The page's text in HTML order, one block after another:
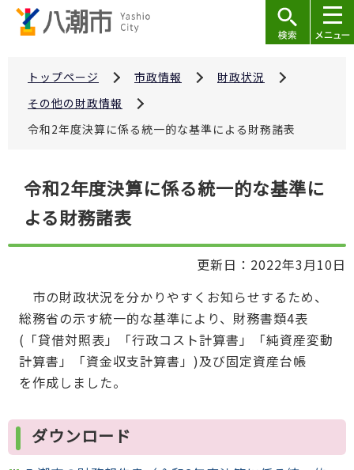
トップページ 市政情報
財政状況
その他の財政情報
令和2年度決算に係る統一的な基準による財務諸表
令和2年度決算に係る統一的な基準に
よる財務諸表
更新日：2022年3月10日
市の財政状況を分かりやすくお知らせするため、
総務省の示す統一的な基準により、財務書類4表
(「貸借対照表」「行政コスト計算書」「純資産変動
計算書」「資金収支計算書」)及び固定資産台帳
を作成しました。
ダウンロード